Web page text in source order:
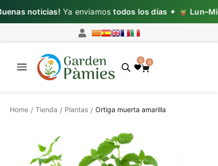
noticias!Ya enviamostodos los días✦ Lun–Mié:
0 0
Home / Tienda / Plantas / Ortiga muerta amarilla